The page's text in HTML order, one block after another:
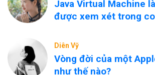
Java Virtual Machine
được xem xét trong
Diên Vỹ
Vòng đời của một
như thế nào?